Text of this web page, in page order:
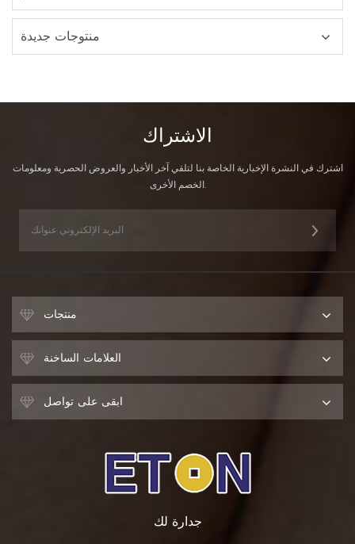
منتوجات جديدة
الاشتراك
اشترك في النشرة الإخبارية الخاصة بنا لتلقي آخر الأخبار والعروض الحصرية ومعلومات
الخصم الأخرى.
منتجات
العلامات الساخنة
ابقى على تواصل
جدارة لك